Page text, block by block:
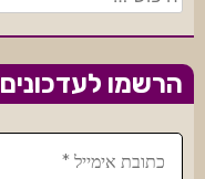
הרשמו לעדכונים